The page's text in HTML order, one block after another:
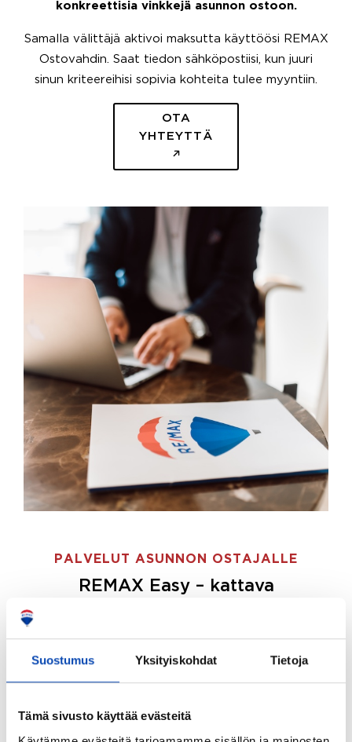
Suostumus Yksityiskohdat Tietoja
Tämä sivusto käyttää evästeitä
konkreettisia vinkkejä asunnon ostoon.
Samalla välittäjä aktivoi maksutta käyttöösi REMAX
Ostovahdin. Saat tiedon sähköpostiisi, kun juuri
sinun kriteereihisi sopivia kohteita tulee myyntiin.
OTA
YHTEYTTÄ
PALVELUT ASUNNON OSTAJALLE
REMAX Easy – kattava
ostajille.
Tee ostotoimeksianto ja etsimme juuri